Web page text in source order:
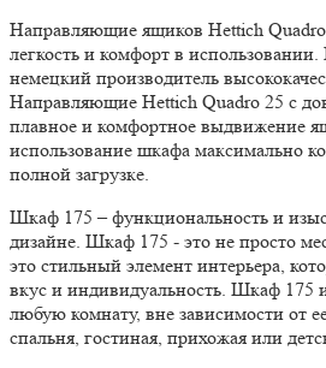
Направляющие ящиков Hettich
легкость и комфорт в использовании.
немецкий производитель
Направляющие Hettich Quadro 25 с
плавное и комфортное выдвижение
использование шкафа максимально
полной загрузке.
Шкаф 175 – функциональность и
дизайне. Шкаф 175 - это не просто
это стильный элемент интерьера,
вкус и индивидуальность. Шкаф 175
любую комнату, вне зависимости от
спальня, гостиная, прихожая или